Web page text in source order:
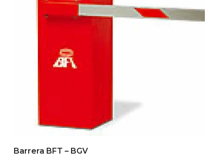
Barrera BFT – BGV